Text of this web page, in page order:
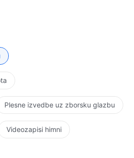
Plesne izvedbe uz zborsku glazbu
Videozapisi himni